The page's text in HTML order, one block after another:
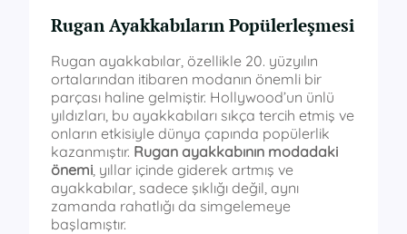
Rugan Ayakkabıların Popülerleşmesi
Rugan ayakkabılar, özellikle 20. yüzyılın
ortalarından itibaren modanın önemli bir
parçası haline gelmiştir. Hollywood’un ünlü
yıldızları, bu ayakkabıları sıkça tercih etmiş ve
onların etkisiyle dünya çapında popülerlik
kazanmıştır. Rugan ayakkabının modadaki
önemi , yıllar içinde giderek artmış ve
ayakkabılar, sadece şıklığı değil, aynı
zamanda rahatlığı da simgelemeye
başlamıştır.